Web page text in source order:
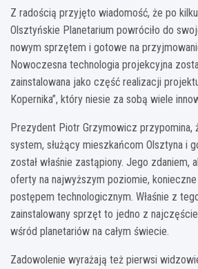
Z radością przyjęto wiadomość, że po
Olsztyńskie Planetarium powróciło do
nowym sprzętem i gotowe na
Nowoczesna technologia projekcyjna
zainstalowana jako część realizacji
Kopernika”, który niesie za sobą wiele
Prezydent Piotr Grzymowicz przypomina,
system, służący mieszkańcom Olsztyna i
został właśnie zastąpiony. Jego zdaniem,
oferty na najwyższym poziomie,
postępem technologicznym. Właśnie z
zainstalowany sprzęt to jedno z
wśród planetariów na całym świecie.
Zadowolenie wyrażają też pierwsi